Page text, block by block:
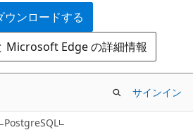
ンロードする
Edge の詳細情報
サインイン
PostgreSQL